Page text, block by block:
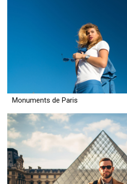
Monuments de Paris